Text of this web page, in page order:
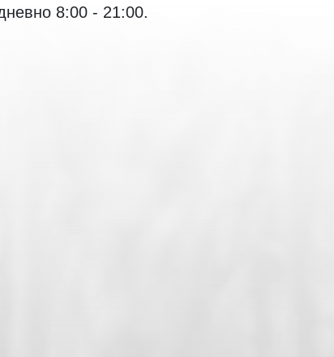
8:00 - 21:00.